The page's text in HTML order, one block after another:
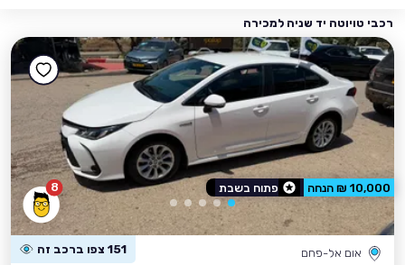
רכבי טויוטה יד שניה למכירה
8
אום אל-פחם 151 צפו ברכב זה
10,000 ₪ הנחה פתוח בשבת